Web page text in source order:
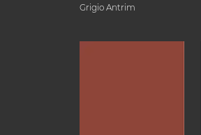
Grigio Antrim